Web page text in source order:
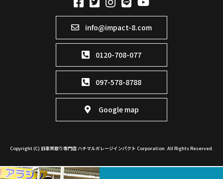
info@impact-8.com
0120-708-077
097-578-8788
Google map
Copyright (C) 旧車買取り専門店 ハチマルガレージインパクト Corporation. All Rights Reserved.